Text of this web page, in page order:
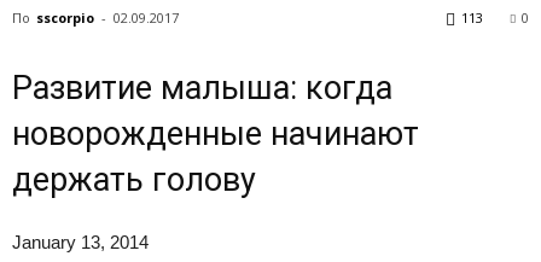
По sscorpio - 02.09.2017 0
113
Развитие малыша: когда
новорожденные начинают
держать голову
January 13, 2014